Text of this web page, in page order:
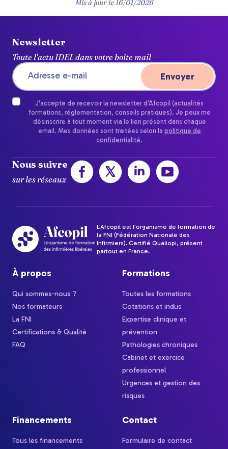
Mis à jour le16/01/2026
Newsletter
Toute l'actu IDEL dans votre boîte mail
J'accepte de recevoir la newsletter d'Afcopil (actualités
formations, réglementation, conseils pratiques). Je peux me
désinscrire à tout moment via le lien présent dans chaque
email. Mes données sont traitées selon la politique de
confidentialité.
Nous suivre
sur les réseaux
L'Afcopil est l'organisme de formation de
la FNI (Fédération Nationale des
Infirmiers). Certifié Qualiopi, présent
partout en France.
À propos
Qui sommes-nous ?
Nos formateurs
La FNI
Certifications & Qualité
FAQ
Formations
Toutes les formations
Cotations et indus
Expertise clinique et
prévention
Pathologies chroniques
Cabinet et exercice
professionnel
Urgences et gestion des
risques
Financements
Tous les financements
Contact
Formulaire de contact